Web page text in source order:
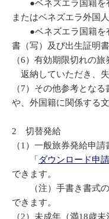
●ベネズエラ国籍を有
またはベネズエラ外国
●ベネズエラ国籍を
書（写）及び出生証明書
（6）有効期限切れの旅
返納していただき、失
（7）その他参考とな
や、外国籍に関係する文
2 切替発給
（1）一般旅券発給申
「 ダウンロード申
できます。
（注）手書き書式の
できます。
（2）未成年（満18歳